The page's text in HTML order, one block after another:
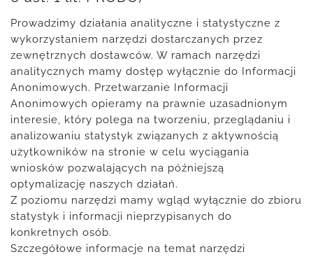
Prowadzimy działania analityczne i statystyczne z
wykorzystaniem narzędzi dostarczanych przez
zewnętrznych dostawców. W ramach narzędzi
analitycznych mamy dostęp wyłącznie do Informacji
Anonimowych. Przetwarzanie Informacji
Anonimowych opieramy na prawnie uzasadnionym
interesie, który polega na tworzeniu, przeglądaniu i
analizowaniu statystyk związanych z aktywnością
użytkowników na stronie w celu wyciągania
wniosków pozwalających na późniejszą
optymalizację naszych działań.
Z poziomu narzędzi mamy wgląd wyłącznie do zbioru
statystyk i informacji nieprzypisanych do
konkretnych osób.
Szczegółowe informacje na temat narzędzi